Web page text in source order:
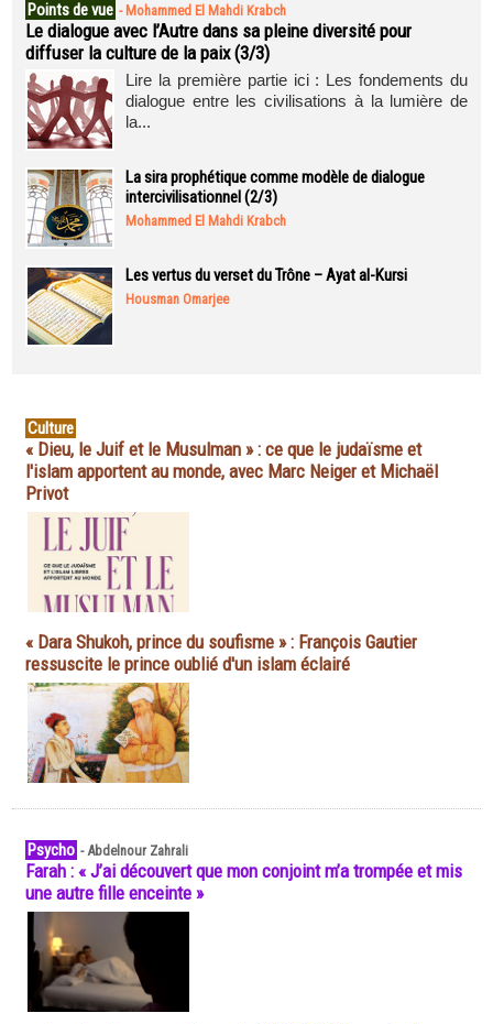
Points de vue - Mohammed El Mahdi Krabch
Le dialogue avec l’Autre dans sa pleine diversité pour
diffuser la culture de la paix (3/3)
Lire la première partie ici : Les fondements du
dialogue entre les civilisations à la lumière de
la...
La sira prophétique comme modèle de dialogue
intercivilisationnel (2/3)
Mohammed El Mahdi Krabch
Les vertus du verset du Trône – Ayat al-Kursi
Housman Omarjee
Culture
« Dieu, le Juif et le Musulman » : ce que le judaïsme et
l'islam apportent au monde, avec Marc Neiger et Michaël
Privot
« Dara Shukoh, prince du soufisme » : François Gautier
ressuscite le prince oublié d'un islam éclairé
Psycho -Abdelnour Zahrali
Farah : « J’ai découvert que mon conjoint m’a trompée et mis
une autre fille enceinte »